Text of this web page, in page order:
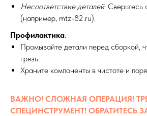
Несоответствие деталей: Сверьтесь
(например, mtz-82.ru).
Профилактика:
Промывайте детали перед сборкой,
грязь.
Храните компоненты в чистоте и
ВАЖНО! СЛОЖНАЯ ОПЕРАЦИЯ!
СПЕЦИНСТРУМЕНТ! ОБРАТИТЕСЬ